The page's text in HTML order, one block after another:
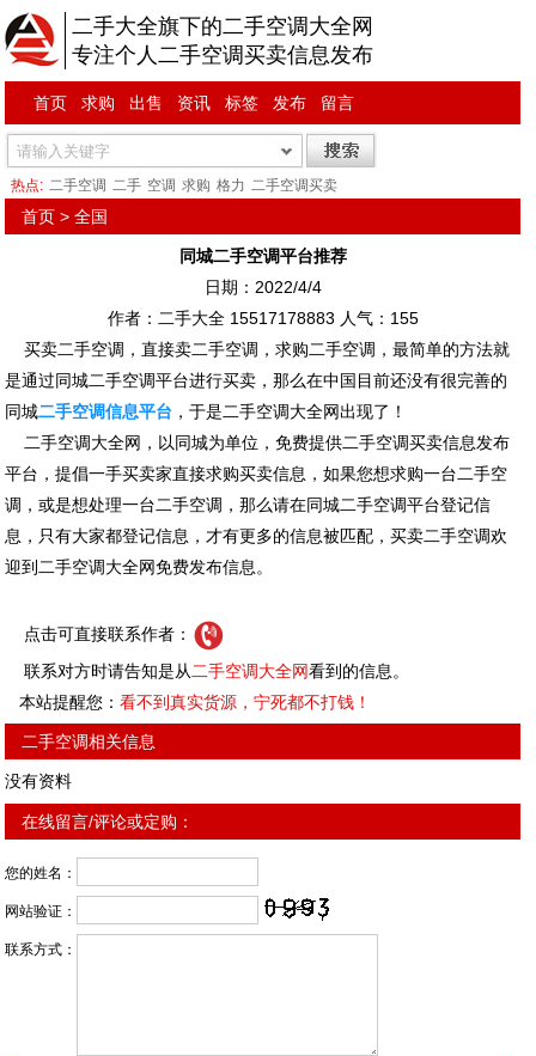
二手大全旗下的二手空调大全网
专注个人二手空调买卖信息发布
首页 求购 出售 资讯 标签 发布 留言
热点: 二手空调 二手 空调 求购 格力 二手空调买卖
首页 >全国
同城二手空调平台推荐
日期：2022/4/4
作者：二手大全 15517178883 人气： 155
买卖二手空调，直接卖二手空调，求购二手空调，最简单的方法就
是通过同城二手空调平台进行买卖，那么在中国目前还没有很完善的
同城二手空调信息平台 ，于是二手空调大全网出现了！
二手空调大全网，以同城为单位，免费提供二手空调买卖信息发布
平台，提倡一手买卖家直接求购买卖信息，如果您想求购一台二手空
调，或是想处理一台二手空调，那么请在同城二手空调平台登记信
息，只有大家都登记信息，才有更多的信息被匹配，买卖二手空调欢
迎到二手空调大全网免费发布信息。
点击可直接联系作者：
联系对方时请告知是从 二手空调大全网看到的信息。
本站提醒您：看不到真实货源，宁死都不打钱！
二手空调相关信息
没有资料
在线留言/评论或定购：
您的姓名：
网站验证：
联系方式：